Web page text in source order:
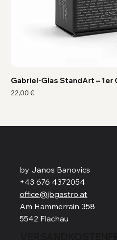
Gabriel-Glas StandArt –
Preis
22,00 €
by Janos Banovics
+43 676 4372054
office@jbgastro.at
Am Hammerrain 358
5542 Flachau